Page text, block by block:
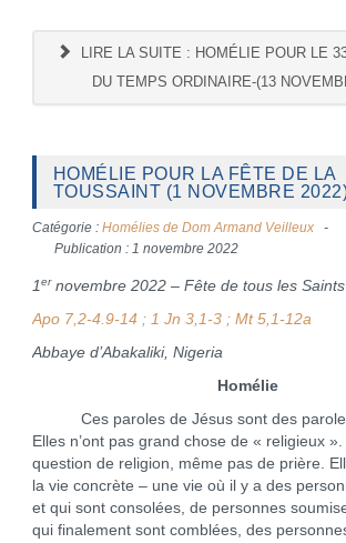
LIRE LA SUITE : HOMÉLIE POUR LE
DU TEMPS ORDINAIRE-(13
HOMÉLIE POUR LA FÊTE DE LA
TOUSSAINT (1 NOVEMBRE
Catégorie : Homélies de Dom Armand Veilleux
Publication : 1 novembre 2022
1ernovembre 2022 – Fête de tous les Saints
Apo 7,2-4.9-14 ; 1 Jn 3,1-3 ; Mt 5,1-12a
Abbaye d’Abakaliki, Nigeria
Homélie
Ces paroles de Jésus sont des
Elles n’ont pas grand chose de « religieux ».
question de religion, même pas de prière.
la vie concrète – une vie où il y a des
et qui sont consolées, de personnes
qui finalement sont comblées, des